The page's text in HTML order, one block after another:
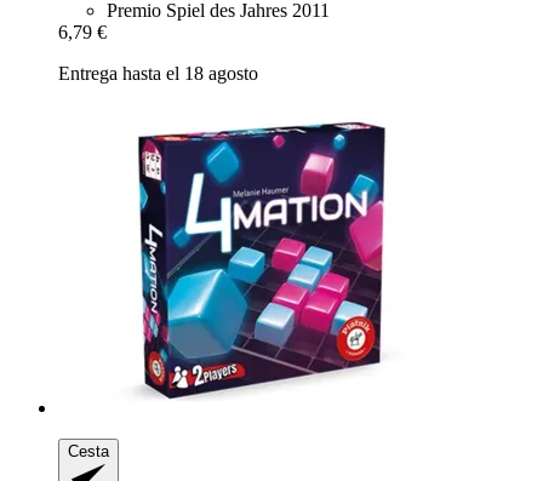
Premio Spiel des Jahres 2011
6,79 €
Entrega hasta el 18 agosto
Cesta